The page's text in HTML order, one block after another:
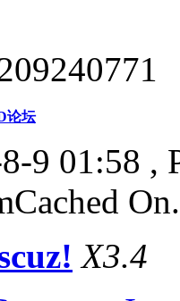
论坛
9 01:58 ,
On.
X3.4